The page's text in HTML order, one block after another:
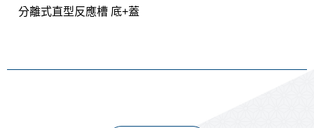
分離式直型反應槽 底+蓋